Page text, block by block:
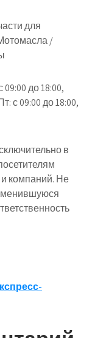
для
/
до 18:00,
с 09:00 до 18:00,
в
компаний. Не